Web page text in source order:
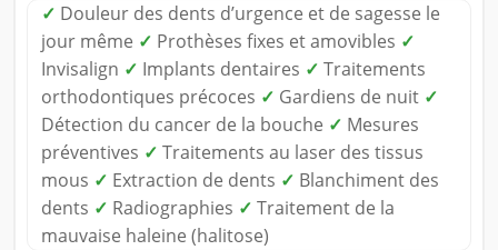
✓ Douleur des dents d’urgence et de sagesse le
jour même ✓ Prothèses fixes et amovibles ✓
Invisalign ✓ Implants dentaires ✓ Traitements
orthodontiques précoces ✓ Gardiens de nuit ✓
Détection du cancer de la bouche ✓ Mesures
préventives ✓ Traitements au laser des tissus
mous ✓ Extraction de dents ✓ Blanchiment des
dents ✓ Radiographies ✓ Traitement de la
mauvaise haleine (halitose)